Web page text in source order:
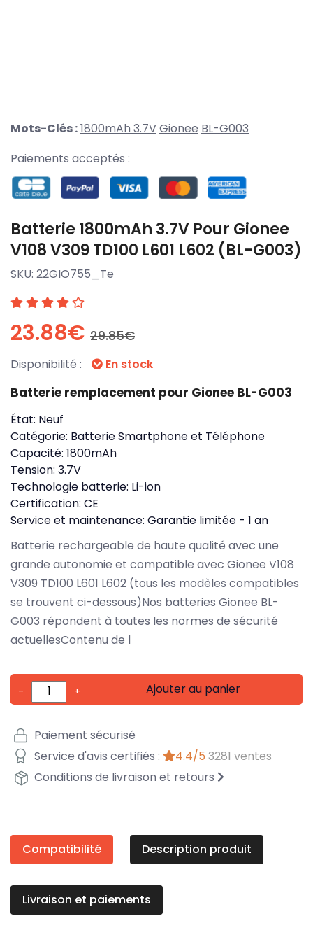
Mots-Clés :1800mAh 3.7VGionee BL-G003
Paiements acceptés :
Batterie 1800mAh 3.7V Pour Gionee
V108 V309 TD100 L601 L602 (BL-G003)
SKU: 22GIO755_Te
23.88€ 29.85€
Disponibilité : En stock
Batterie remplacement pour Gionee BL-G003
État: Neuf
Catégorie: Batterie Smartphone et Téléphone
Capacité: 1800mAh
Tension: 3.7V
Technologie batterie: Li-ion
Certification: CE
Service et maintenance: Garantie limitée - 1 an
Batterie rechargeable de haute qualité avec une
grande autonomie et compatible avec Gionee V108
V309 TD100 L601 L602 (tous les modèles compatibles
se trouvent ci-dessous)Nos batteries Gionee BL-
G003 répondent à toutes les normes de sécurité
actuellesContenu de l
- + Ajouter au panier
Paiement sécurisé
Service d'avis certifiés :
4.4/5 3281 ventes
Conditions de livraison et retours
Compatibilité Description produit
Livraison et paiements